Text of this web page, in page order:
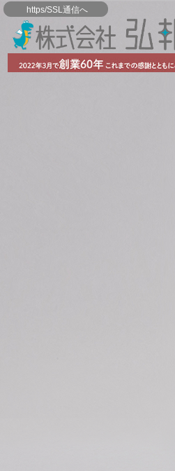
https/SSL通信へ